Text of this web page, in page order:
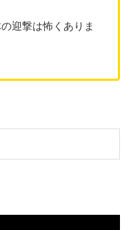
迎撃は怖くありま